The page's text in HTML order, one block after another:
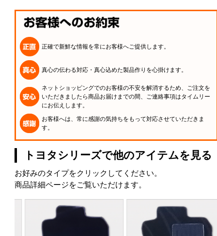
正確で新鮮な情報を常にお客様へご提供します。
真心の伝わる対応・真心込めた製品作りを心掛けます。
ネットショッピングでのお客様の不安を解消するため、ご注文を
いただきましたら商品お届けまでの間、ご連絡事項はタイムリー
にお伝えします。
お客様へは、常に感謝の気持ちをもって対応させていただきま
す。
トヨタシリーズで他のアイテムを見る
お好みのタイプをクリックしてください。
商品詳細ページをご覧いただけます。